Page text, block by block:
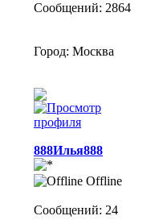
Сообщений: 2864
Город: Москва
888Илья888
Offline
Сообщений: 24